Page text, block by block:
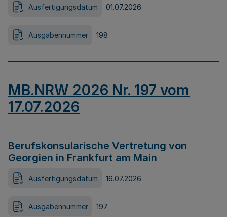
Ausfertigungsdatum 01.07.2026
Ausgabennummer 198
MB.NRW 2026 Nr. 197 vom
17.07.2026
Berufskonsularische Vertretung von
Georgien in Frankfurt am Main
Ausfertigungsdatum 16.07.2026
Ausgabennummer 197